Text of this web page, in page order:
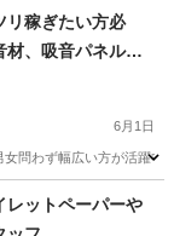
リ稼ぎたい方必
材、吸音パネル、
！
6月1日
問わず幅広い方が活躍
レットペーパーや